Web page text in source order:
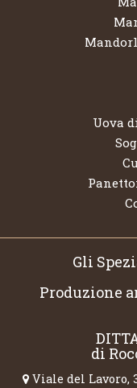
Uova
Gli
Produzione
di
Viale del Lavoro,